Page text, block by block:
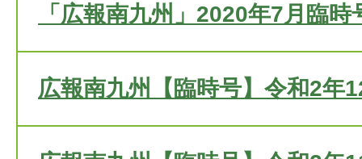
「広報南九州」2020年7月臨時
広報南九州【臨時号】令和2年